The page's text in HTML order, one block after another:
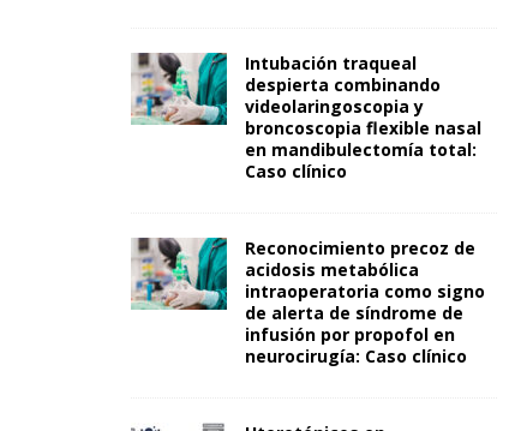
Intubación traqueal
despierta combinando
videolaringoscopia y
broncoscopia flexible nasal
en mandibulectomía total:
Caso clínico
Reconocimiento precoz de
acidosis metabólica
intraoperatoria como signo
de alerta de síndrome de
infusión por propofol en
neurocirugía: Caso clínico